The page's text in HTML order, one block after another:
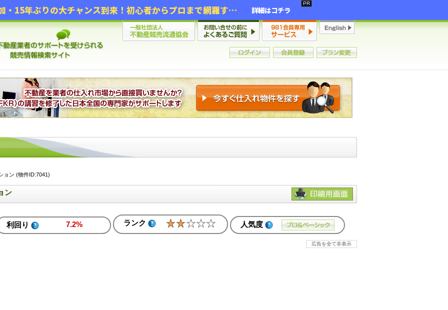
2年連続増加・15年ぶりの大チャンス到来！初心者からプロまで網羅する「競売不動産・超実践投資セミナー」♦神奈川県 横浜 in 神奈川 詳細はコチラ
ョン (物件ID:7041)
ン
利回り 7.2% ランク 人気度
広告を全て非表示